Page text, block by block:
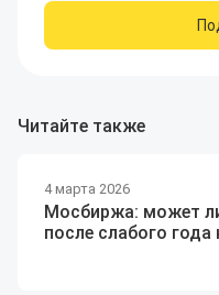
Читайте также
4 марта 2026
Мосбиржа: может
после слабого года